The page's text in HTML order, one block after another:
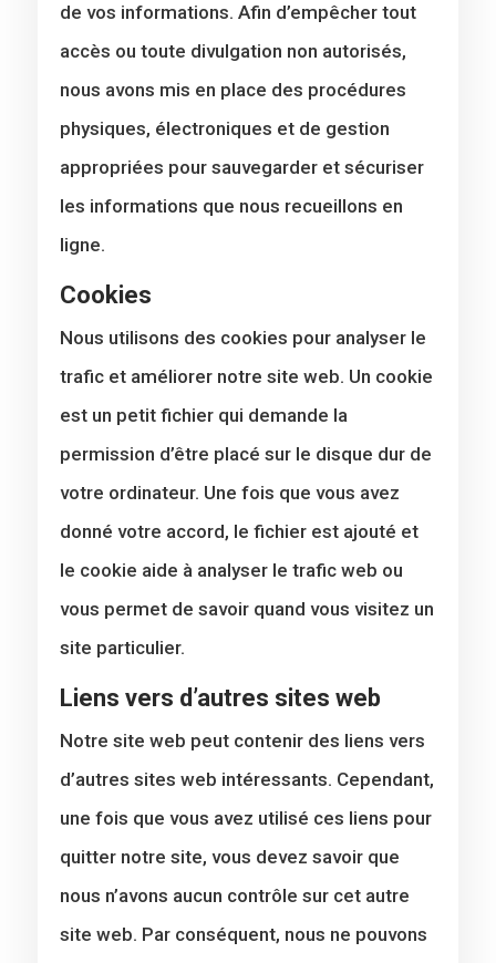
de vos informations. Afin d’empêcher tout
accès ou toute divulgation non autorisés,
nous avons mis en place des procédures
physiques, électroniques et de gestion
appropriées pour sauvegarder et sécuriser
les informations que nous recueillons en
ligne.
Cookies
Nous utilisons des cookies pour analyser le
trafic et améliorer notre site web. Un cookie
est un petit fichier qui demande la
permission d’être placé sur le disque dur de
votre ordinateur. Une fois que vous avez
donné votre accord, le fichier est ajouté et
le cookie aide à analyser le trafic web ou
vous permet de savoir quand vous visitez un
site particulier.
Liens vers d’autres sites web
Notre site web peut contenir des liens vers
d’autres sites web intéressants. Cependant,
une fois que vous avez utilisé ces liens pour
quitter notre site, vous devez savoir que
nous n’avons aucun contrôle sur cet autre
site web. Par conséquent, nous ne pouvons